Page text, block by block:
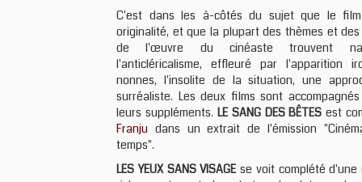
C'est dans les à-côtés du sujet que le
originalité, et que la plupart des thèmes et
de l'œuvre du cinéaste trouvent
l'anticléricalisme, effleuré par l'apparition
nonnes, l'insolite de la situation, une
surréaliste. Les deux films sont
leurs suppléments. LE SANG DES BÊTES est
Franju dans un extrait de l'émission
temps".
LES YEUX SANS VISAGE se voit complété d'une